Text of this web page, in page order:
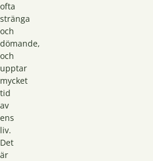
ofta
stränga
och
dömande,
och
upptar
mycket
tid
av
ens
liv.
Det
är